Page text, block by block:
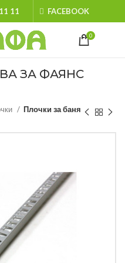
11 FACEBOOK
0
ЗА ФАЯНС
Плочки за баня